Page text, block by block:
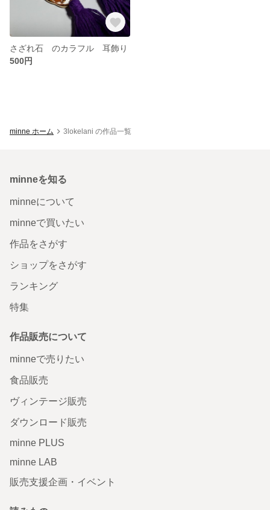
さざれ石 のカラフル 耳飾り
500円
minne ホーム 3lokelani の作品一覧
minneを知る
minneについて
minneで買いたい
作品をさがす
ショップをさがす
ランキング
特集
作品販売について
minneで売りたい
食品販売
ヴィンテージ販売
ダウンロード販売
minne PLUS
minne LAB
販売支援企画・イベント